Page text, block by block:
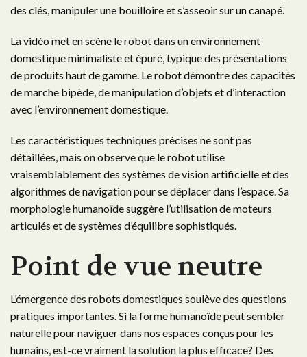
des clés, manipuler une bouilloire et s’asseoir sur un canapé.
La vidéo met en scène le robot dans un environnement
domestique minimaliste et épuré, typique des présentations
de produits haut de gamme. Le robot démontre des capacités
de marche bipède, de manipulation d’objets et d’interaction
avec l’environnement domestique.
Les caractéristiques techniques précises ne sont pas
détaillées, mais on observe que le robot utilise
vraisemblablement des systèmes de vision artificielle et des
algorithmes de navigation pour se déplacer dans l’espace. Sa
morphologie humanoïde suggère l’utilisation de moteurs
articulés et de systèmes d’équilibre sophistiqués.
Point de vue neutre
L’émergence des robots domestiques soulève des questions
pratiques importantes. Si la forme humanoïde peut sembler
naturelle pour naviguer dans nos espaces conçus pour les
humains, est-ce vraiment la solution la plus efficace? Des